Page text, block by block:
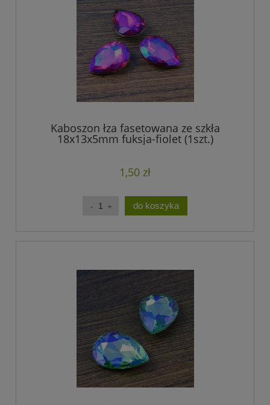
Kaboszon łza fasetowana ze szkła
18x13x5mm fuksja-fiolet (1szt.)
1,50 zł
do koszyka